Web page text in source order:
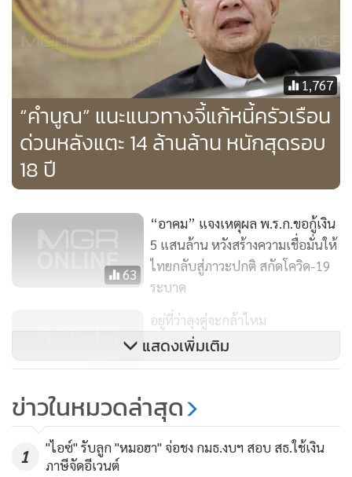
เพราะสถานการณ์ในขณะนี้ หนึ่ง - อยู่ระหว่างการพิจารณาร่าง
พระราชบัญญัติงบประมาณรายจ่ายประจำปีงบประมาณ 2565
สอง - วิกฤตโควิด-19 เกิดขึ้นตั้งแต่ต้นปี 2563 ต่อเนื่องมาจนถึงปี
2564 อยู่ระหว่างการจัดทำร่างพระราชบัญญัติงบประมาณราย
จ่ายประจำปีงบประมาณ 2565 ของฝ่ายบริหาร สามารถปรับ
เปลี่ยนการใช้จ่ายเงินภาครัฐในร่างพระราชบัญญัติฯให้เหมาะสม
กับสถานการณ์ได้หากประสงค์จะทำ
สาม - การกู้เงิน 5 แสนล้านบาท ไม่ได้กู้และใช้เงินกู้นั้นทันทีทั้ง
ใช้เงินบางส่วนย่อมต้องล่าช้าออกไปกว่านั้น
คำถามแรกของผมก่อนหน้านี้จึงคือ...เราสามารถตั้งยอดเงินกู้นี้
ไว้ในกฎหมายงบประมาณรายจ่ายประจำปีได้หรือไม่ ไม่ว่าร่าง
1,767
“คำนูณ” แนะแนวทางจี้แก้หนี้ครัวเรือน
ด่วนหลังแตะ 14 ล้านล้าน หนักสุดรอบ
18 ปี
63
“อาคม” แจงเหตุผล พ.ร.ก.ขอกู้เงิน
5 แสนล้าน หวังสร้างความเชื่อมั่นให้
ไทยกลับสู่ภาวะปกติ สกัดโควิด-19
ระบาด
7,445
อยู่ที่ว่าลุงตู่จะกล้าไหม
76
“รองโฆษกกล้า” อภิปรายนอกสภาฯ
กู้ 5 แสนล้าน เทียบบทเรียนกู้ 1 ล้าน
ล้านบาท ปีที่แล้ว ขอรัฐบาลวางแผน
แสดงเพิ่มเติม
ข่าวในหมวดล่าสุด
1
"ไอซ์" รับลูก "หมอฮา" จ่อชง กมธ.งบฯ สอบ สธ.ใช้เงิน
ภาษีจัดอีเวนต์